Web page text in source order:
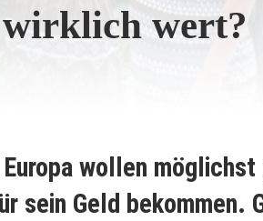
wirklich wert?
wollen
sein Geld bekommen.